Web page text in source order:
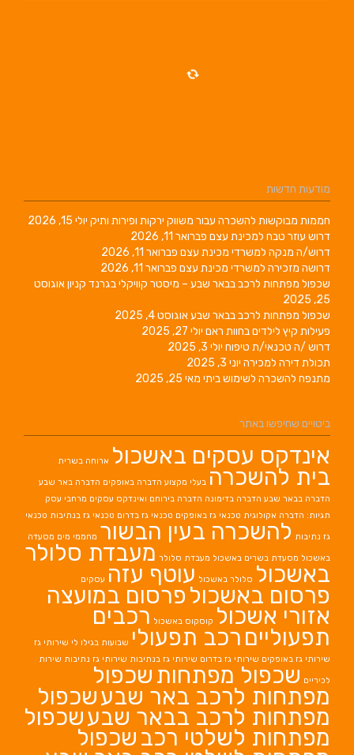
מודעות חדשות
חממות מבוקשות להשכרה עבור משווק ירקות ופירות ותיק יולי 15, 2026
דרוש עוזר טבח למכינת עצם פברואר 11, 2026
דרוש/ה מנקה למשרדי מכינת עצם פברואר 11, 2026
דרושה מזכירה למשרדי מכינת עצם פברואר 11, 2026
שכפול מפתחות לרכב בבאר שבע – מיסטר קוויקלי בגרנד קניוןאוגוסט
25, 2025
שכפול מפתחות לרכב בבאר שבעאוגוסט 4, 2025
פעילות קיץ לילדים בחוות ראם יולי 27, 2025
דרוש /ה טכנאי/ת טיפוח יולי 3, 2025
תכולת דירה למכירה יוני 3, 2025
מתנפח להשכרה לשימוש ביתי מאי 25, 2025
ביטויים שחיפשו באתר
אינדקס עסקים באשכול ארוחה בשרית
בית להשכרה בעלי מקצוע הדברה באופקים הדברה באר שבע
הדברה בבאר שבע הדברה בדימונה הדברה בירוחם ואינדקס עסקים מרחבי עסק
תגיות: הדברה אקולוגית טכנאי גז באופקים טכנאי גז בדרום טכנאי גז בנתיבות טכנאי
גז נתיבות להשכרה בעין הבשור מחממי מים מסעדה
באשכול מסעדת בשרים באשכול מעבדת סלולר מעבדת סלולר
באשכול סלולר באשכול עוטף עזה עסקים
פרסום באשכול פרסום במועצה
אזורי אשכול קוסקוס באשכול רכבים
תפעוליים רכב תפעולי שבועות בגילו לי שירותי גז
שירותי גז באופקים שירותי גז בדרום שירותי גז בנתיבות שירותי גז נתיבות שירות
לכיריים שכפול מפתחות שכפול
מפתחות לרכב באר שבעשכפול
מפתחות לרכב בבאר שבעשכפול
מפתחות לשלטי רכב שכפול